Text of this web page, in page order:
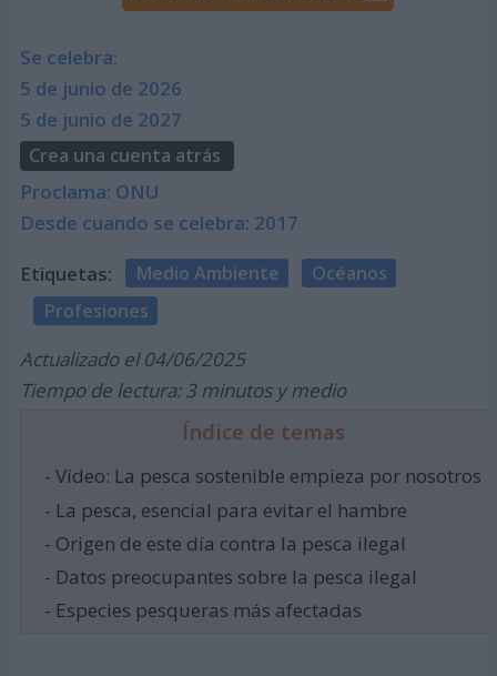
Se celebra:
5 de junio de 2026
5 de junio de 2027
Crea una cuenta atrás
Proclama: ONU
Desde cuando se celebra: 2017
Etiquetas: Medio Ambiente
Océanos
Profesiones
Actualizado el 04/06/2025
Tiempo de lectura: 3 minutos y medio
Índice de temas
- Vídeo: La pesca sostenible empieza por nosotros
- La pesca, esencial para evitar el hambre
- Origen de este día contra la pesca ilegal
- Datos preocupantes sobre la pesca ilegal
- Especies pesqueras más afectadas